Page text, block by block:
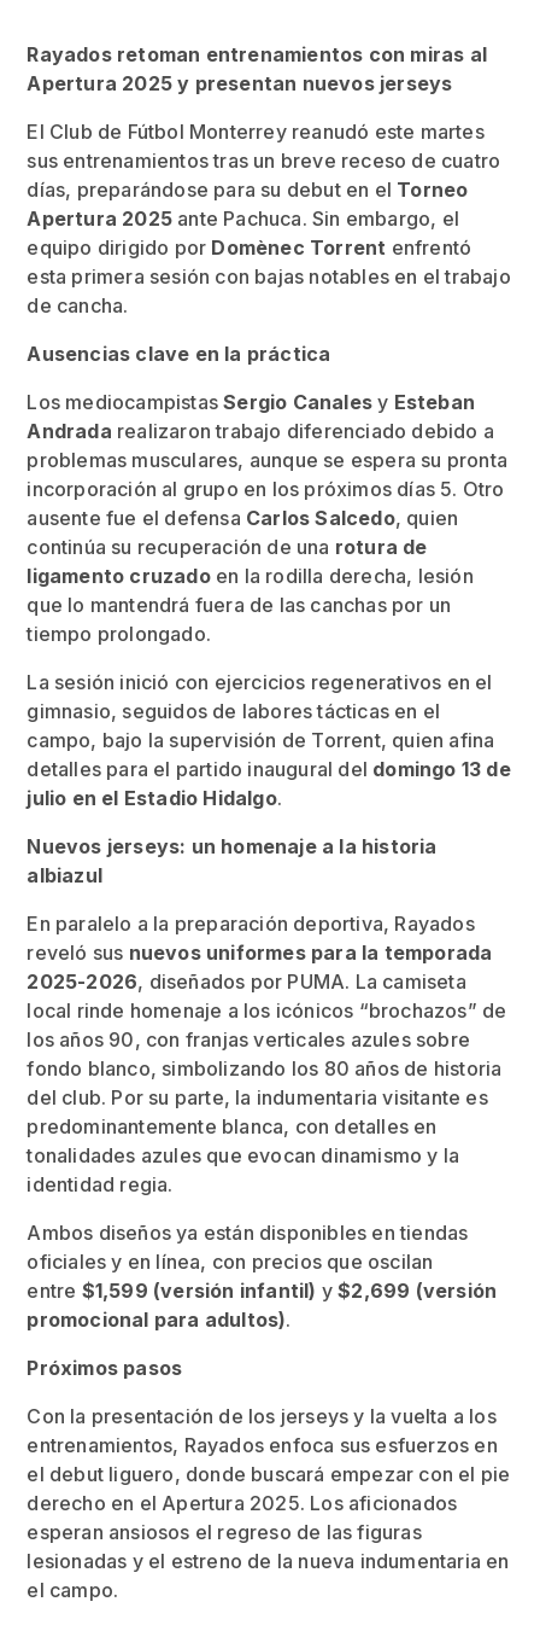
Rayados retoman entrenamientos con miras al
Apertura 2025 y presentan nuevos jerseys
El Club de Fútbol Monterrey reanudó este martes
sus entrenamientos tras un breve receso de cuatro
días, preparándose para su debut en el Torneo
Apertura 2025 ante Pachuca. Sin embargo, el
equipo dirigido por Domènec Torrent enfrentó
esta primera sesión con bajas notables en el trabajo
de cancha.
Ausencias clave en la práctica
Los mediocampistasSergio Canales y Esteban
Andrada realizaron trabajo diferenciado debido a
problemas musculares, aunque se espera su pronta
incorporación al grupo en los próximos días 5. Otro
ausente fue el defensa Carlos Salcedo, quien
continúa su recuperación de una rotura de
ligamento cruzadoen la rodilla derecha, lesión
que lo mantendrá fuera de las canchas por un
tiempo prolongado.
La sesión inició con ejercicios regenerativos en el
gimnasio, seguidos de labores tácticas en el
campo, bajo la supervisión de Torrent, quien afina
detalles para el partido inaugural del domingo 13 de
julio en el Estadio Hidalgo.
Nuevos jerseys: un homenaje a la historia
albiazul
En paralelo a la preparación deportiva, Rayados
reveló sus nuevos uniformes para la temporada
2025-2026, diseñados por PUMA. La camiseta
local rinde homenaje a los icónicos “brochazos” de
los años 90, con franjas verticales azules sobre
fondo blanco, simbolizando los 80 años de historia
del club. Por su parte, la indumentaria visitante es
predominantemente blanca, con detalles en
tonalidades azules que evocan dinamismo y la
identidad regia.
Ambos diseños ya están disponibles en tiendas
oficiales y en línea, con precios que oscilan
entre $1,599 (versión infantil) y$2,699 (versión
promocional para adultos).
Próximos pasos
Con la presentación de los jerseys y la vuelta a los
entrenamientos, Rayados enfoca sus esfuerzos en
el debut liguero, donde buscará empezar con el pie
derecho en el Apertura 2025. Los aficionados
esperan ansiosos el regreso de las figuras
lesionadas y el estreno de la nueva indumentaria en
el campo.